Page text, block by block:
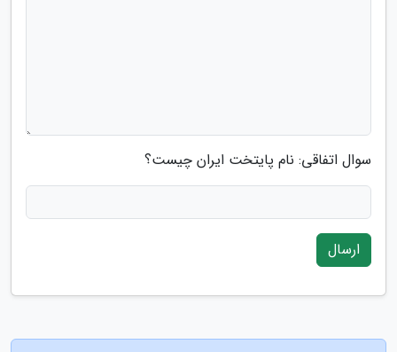
سوال اتفاقی: نام پایتخت ایران چیست؟
ارسال